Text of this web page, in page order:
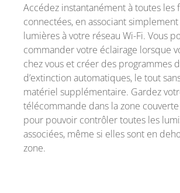
Accédez instantanément à toutes les
connectées, en associant
lumières à votre réseau Wi-Fi. Vous
commander votre éclairage lorsque
chez vous et créer des programmes
d’extinction automatiques, le tout
matériel supplémentaire. Gardez
télécommande dans la zone
pour pouvoir contrôler toutes les
associées, même si elles sont en
zone.